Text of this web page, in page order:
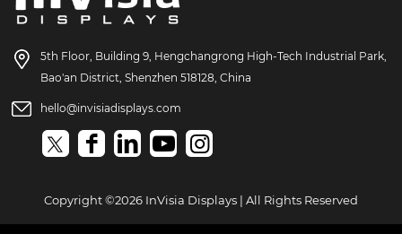
5th Floor, Building 9, Hengchangrong High-Tech Industrial Park,
Bao'an District, Shenzhen 518128, China
hello@invisiadisplays.com
Copyright ©2026 InVisia Displays | All Rights Reserved